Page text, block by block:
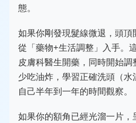
態。
如果你剛發現髮線微退，頭
從「藥物+生活調整」入手。
皮膚科醫生開藥，同時開始調
少吃油炸，學習正確洗頭（
自己半年到一年的時間觀察。
如果你的額角已經光溜一片